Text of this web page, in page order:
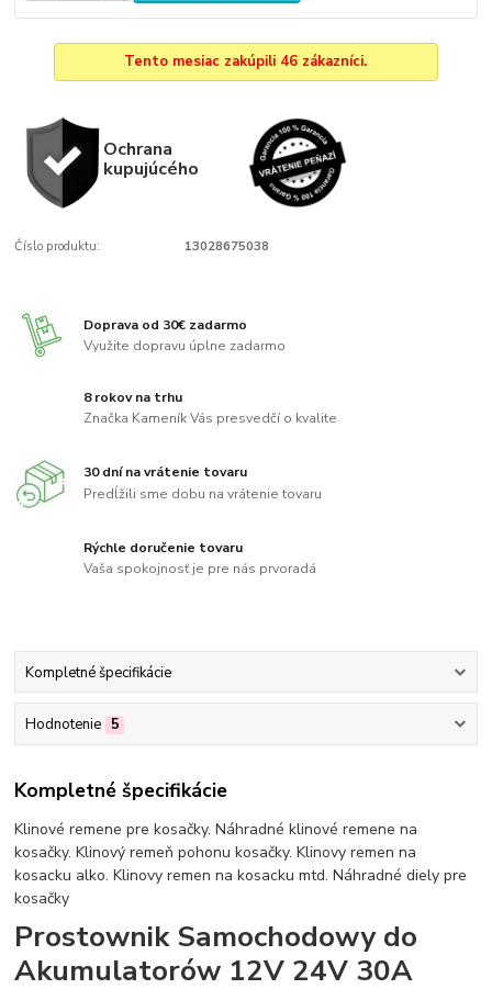
Tento mesiac zakúpili 46 zákazníci.
Ochrana
kupujúcého
Číslo produktu: 13028675038
Doprava od 30€ zadarmo
Využite dopravu úplne zadarmo
8 rokov na trhu
Značka Kameník Vás presvedčí o kvalite
30 dní na vrátenie tovaru
Predĺžili sme dobu na vrátenie tovaru
Rýchle doručenie tovaru
Vaša spokojnosť je pre nás prvoradá
Kompletné špecifikácie
Hodnotenie 5
Kompletné špecifikácie
Klinové remene pre kosačky. Náhradné klinové remene na
kosačky. Klinový remeň pohonu kosačky. Klinovy remen na
kosacku alko. Klinovy remen na kosacku mtd. Náhradné diely pre
kosačky
Prostownik Samochodowy do
Akumulatorów 12V 24V 30A